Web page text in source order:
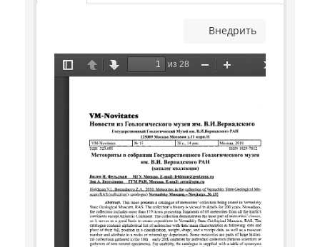
Внедрить